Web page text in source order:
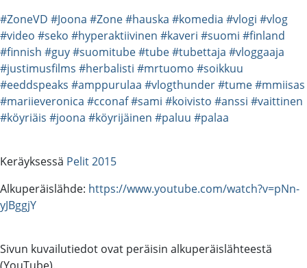
#ZoneVD #Joona #Zone#hauska #komedia #vlogi #vlog
#video #seko #hyperaktiivinen #kaveri #suomi #finland
#finnish #guy#suomitube#tube#tubettaja #vloggaaja
#justimusfilms #herbalisti #mrtuomo #soikkuu
#eeddspeaks #amppurulaa #vlogthunder#tume#mmiisas
#mariieveronica #cconaf#sami #koivisto #anssi #vaittinen
#köyriäis #joona #köyrijäinen #paluu #palaa
Keräyksessä Pelit 2015
Alkuperäislähde: https://www.youtube.com/watch?v=pNn-
yJBggjY
Sivun kuvailutiedot ovat peräisin alkuperäislähteestä